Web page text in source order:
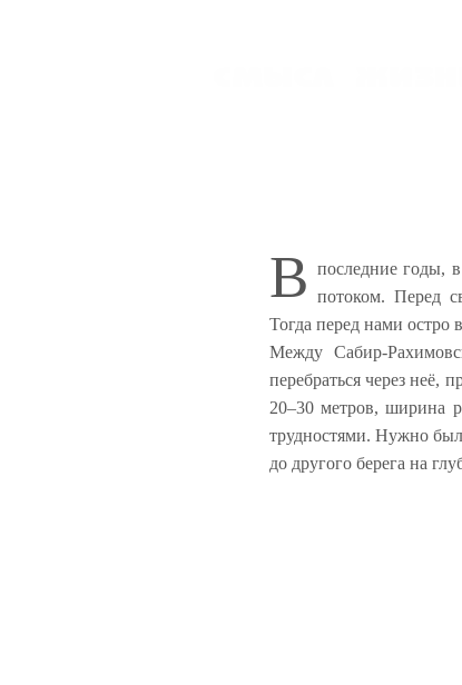
В последние годы,
потоком. Перед
Тогда перед нами остро
Между Сабир-
перебраться через неё,
20–30 метров, ширина
трудностями. Нужно
до другого берега на